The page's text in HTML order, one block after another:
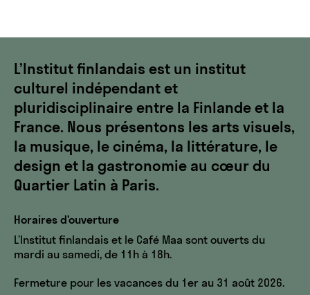
L’Institut finlandais est un institut
culturel indépendant et
pluridisciplinaire entre la Finlande et la
France. Nous présentons les arts visuels,
la musique, le cinéma, la littérature, le
design et la gastronomie au cœur du
Quartier Latin à Paris.
Horaires d’ouverture
L’Institut finlandais et le Café Maa sont ouverts du
mardi au samedi, de 11h à 18h.
Fermeture pour les vacances du 1er au 31 août 2026.